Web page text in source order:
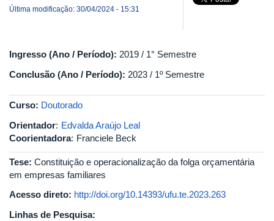
Última modificação: 30/04/2024 - 15:31
Ingresso (Ano / Período): 2019 / 1° Semestre
Conclusão (Ano / Período): 2023 / 1º Semestre
Curso: Doutorado
Orientador: Edvalda Araújo Leal
Coorientadora: Franciele Beck
Tese: Constituição e operacionalização da folga orçamentária
em empresas familiares
Acesso direto: http://doi.org/10.14393/ufu.te.2023.263
Linhas de Pesquisa: